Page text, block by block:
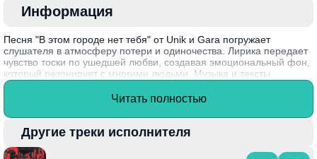
Информация
Песня "В этом городе нет тебя" от Unik и Gara погружает
слушателя в атмосферу потери и одиночества. Лирика передает
чувство тоски по ушедшей любви, создавая эмоциональный фон,
который резонирует с многими людьми. Музыка и тексты
объединяются, иллюстрируя, как отсутствие близкого человека
наполняет жизнь пустотой. Этот трек становится отражением
Unik, как артист, имеет свою уникальную манеру сочетания
меланхоличных мелодий с глубокими текстами, что делает его
музыку особенно запоминающейся.
Читать полностью
Другие треки исполнителя